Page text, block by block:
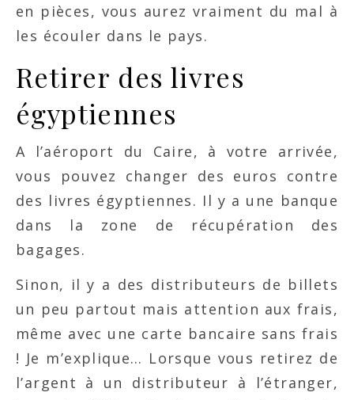
en pièces, vous aurez vraiment du mal à
les écouler dans le pays.
Retirer des livres
égyptiennes
A l’aéroport du Caire, à votre arrivée,
vous pouvez changer des euros contre
des livres égyptiennes. Il y a une banque
dans la zone de récupération des
bagages.
Sinon, il y a des distributeurs de billets
un peu partout mais attention aux frais,
même avec une carte bancaire sans frais
! Je m’explique… Lorsque vous retirez de
l’argent à un distributeur à l’étranger,